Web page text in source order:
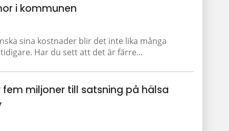
i kommunen
sina kostnader blir det inte lika många
Har du sett att det är färre...
fem miljoner till satsning på hälsa